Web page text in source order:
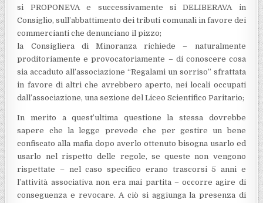
si PROPONEVA e successivamente si DELIBERAVA in
Consiglio, sull’abbattimento dei tributi comunali in favore dei
commercianti che denunciano il pizzo;
la Consigliera di Minoranza richiede – naturalmente
proditoriamente e provocatoriamente – di conoscere cosa
sia accaduto all’associazione “Regalami un sorriso” sfrattata
in favore di altri che avrebbero aperto, nei locali occupati
dall’associazione, una sezione del Liceo Scientifico Paritario;
In merito a quest’ultima questione la stessa dovrebbe
sapere che la legge prevede che per gestire un bene
confiscato alla mafia dopo averlo ottenuto bisogna usarlo ed
usarlo nel rispetto delle regole, se queste non vengono
rispettate – nel caso specifico erano trascorsi 5 anni e
l’attività associativa non era mai partita – occorre agire di
conseguenza e revocare. A ciò si aggiunga la presenza di